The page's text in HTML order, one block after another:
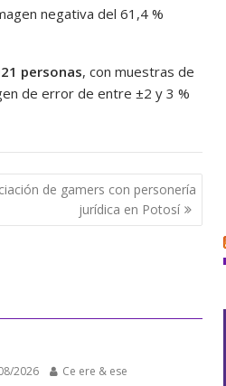
negativa del 61,4 %
personas, con muestras de
de error de entre ±2 y 3 %
de gamers con personería
jurídica en Potosí
2026 Ce ere & ese